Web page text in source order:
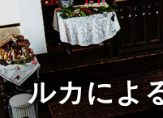
ルカによ